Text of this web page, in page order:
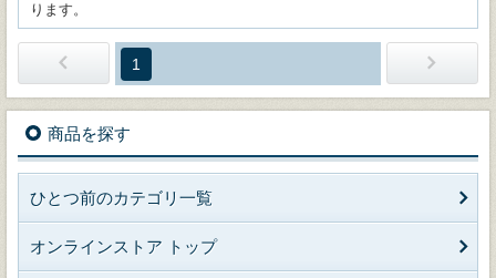
ります。
1
商品を探す
ひとつ前のカテゴリ一覧
オンラインストア トップ